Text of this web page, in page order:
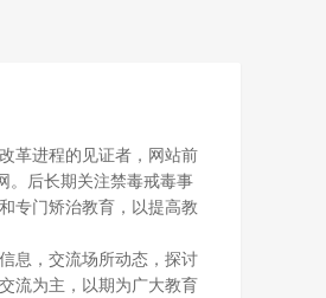
进程的见证者，网站前
。后长期关注禁毒戒毒事
专门矫治教育，以提高教
，交流场所动态，探讨
流为主，以期为广大教育